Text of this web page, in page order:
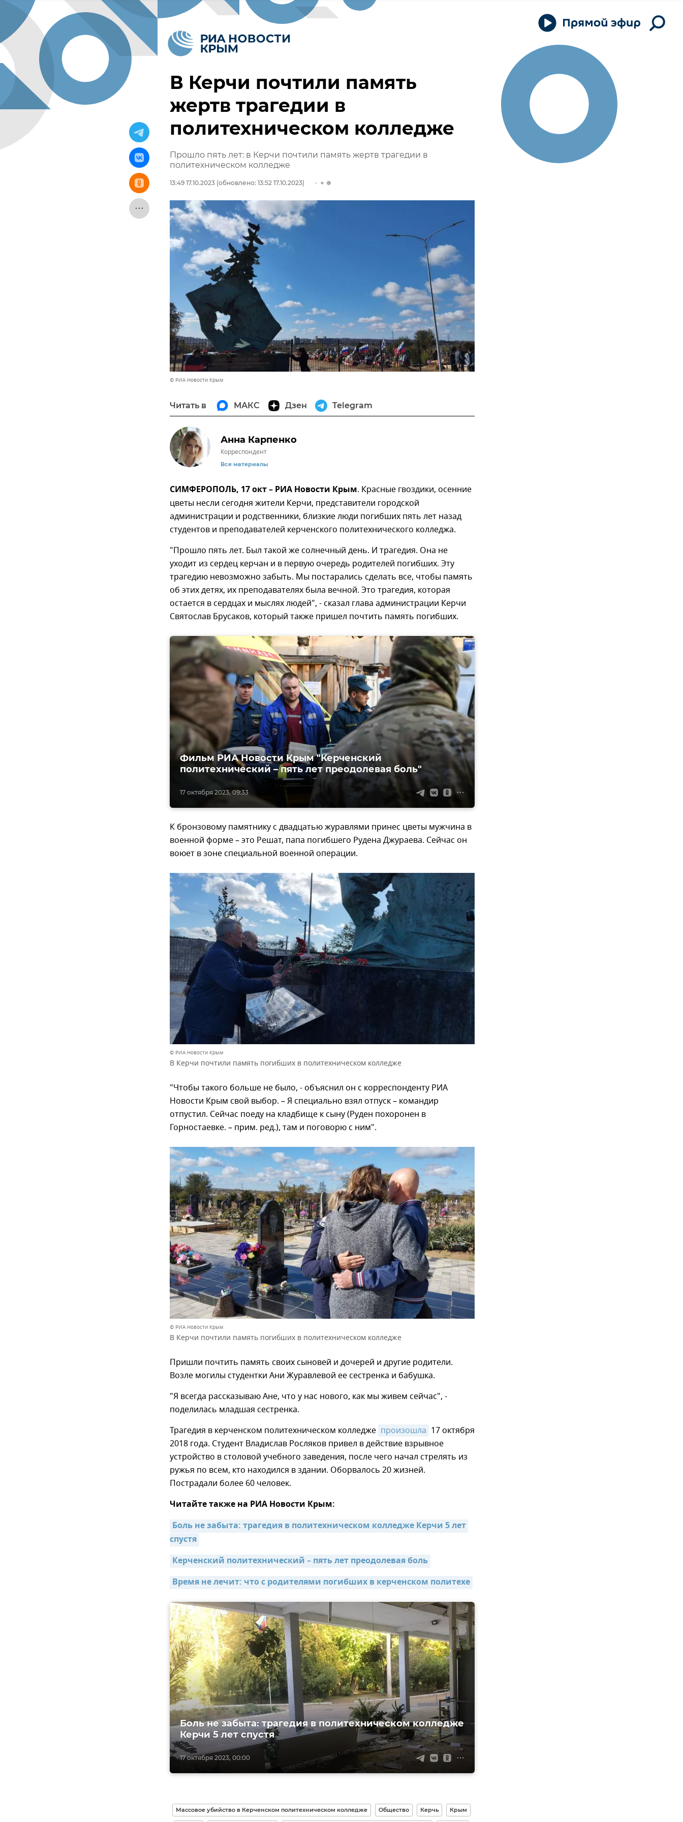
В Керчи почтили память
жертв трагедии в
политехническом колледже
Прошло пять лет: в Керчи почтили память жертв трагедии в
политехническом колледже
13:49 17.10.2023 (обновлено: 13:52 17.10.2023)
© РИА Новости Крым
Читать в МАКС Дзен Telegram
Анна Карпенко
Корреспондент
Все материалы
СИМФЕРОПОЛЬ, 17 окт – РИА Новости Крым. Красные гвоздики, осенние
цветы несли сегодня жители Керчи, представители городской
администрации и родственники, близкие люди погибших пять лет назад
студентов и преподавателей керченского политехнического колледжа.
"Прошло пять лет. Был такой же солнечный день. И трагедия. Она не
уходит из сердец керчан и в первую очередь родителей погибших. Эту
трагедию невозможно забыть. Мы постарались сделать все, чтобы память
об этих детях, их преподавателях была вечной. Это трагедия, которая
остается в сердцах и мыслях людей", - сказал глава администрации Керчи
Святослав Брусаков, который также пришел почтить память погибших.
17 октября 2023, 09:33
Фильм РИА Новости Крым "Керченский
политехнический – пять лет преодолевая боль"
К бронзовому памятнику с двадцатью журавлями принес цветы мужчина в
военной форме – это Решат, папа погибшего Рудена Джураева. Сейчас он
воюет в зоне специальной военной операции.
© РИА Новости Крым
В Керчи почтили память погибших в политехническом колледже
"Чтобы такого больше не было, - объяснил он с корреспонденту РИА
Новости Крым свой выбор. – Я специально взял отпуск – командир
отпустил. Сейчас поеду на кладбище к сыну (Руден похоронен в
Горностаевке. – прим. ред.), там и поговорю с ним".
© РИА Новости Крым
В Керчи почтили память погибших в политехническом колледже
Пришли почтить память своих сыновей и дочерей и другие родители.
Возле могилы студентки Ани Журавлевой ее сестренка и бабушка.
"Я всегда рассказываю Ане, что у нас нового, как мы живем сейчас", -
поделилась младшая сестренка.
Трагедия в керченском политехническом колледже произошла 17 октября
2018 года. Студент Владислав Росляков привел в действие взрывное
устройство в столовой учебного заведения, после чего начал стрелять из
ружья по всем, кто находился в здании. Оборвалось 20 жизней.
Пострадали более 60 человек.
Читайте также на РИА Новости Крым:
Боль не забыта: трагедия в политехническом колледже Керчи 5 лет
спустя
Керченский политехнический – пять лет преодолевая боль
Время не лечит: что с родителями погибших в керченском политехе
17 октября 2023, 00:00
Боль не забыта: трагедия в политехническом колледже
Керчи 5 лет спустя
Массовое убийство в Керченском политехническом колледже Общество Керчь Крым